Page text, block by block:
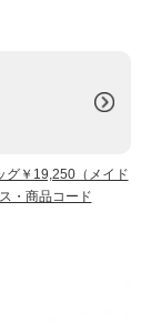
グ￥19,250（メイド
・商品コード